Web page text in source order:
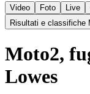
Video Foto Live
Risultati e classifiche
Moto2,
Lowes